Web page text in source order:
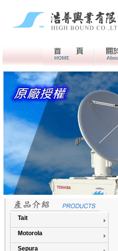
首頁
Tait
Motorola
Sepura